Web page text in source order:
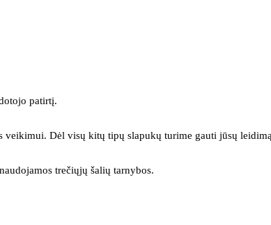
patirtį.
veikimui. Dėl visų kitų tipų slapukų turime gauti jūsų
trečiųjų šalių tarnybos.